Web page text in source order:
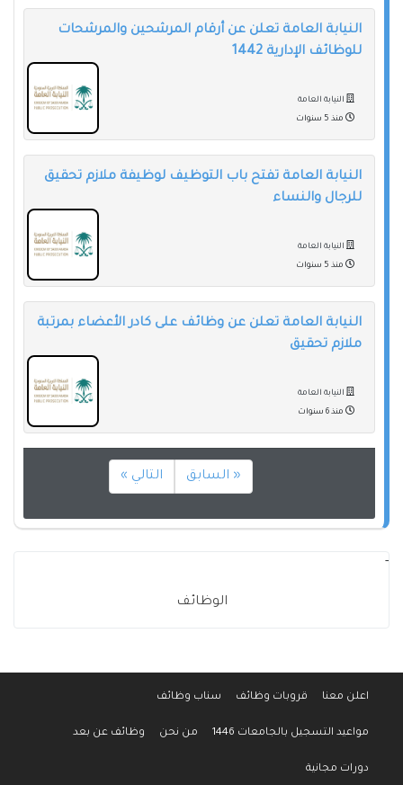
النيابة العامة تعلن عن أرقام المرشحين والمرشحات
للوظائف الإدارية 1442
النيابة العامة
منذ 5 سنوات
النيابة العامة تفتح باب التوظيف لوظيفة ملازم تحقيق
للرجال والنساء
النيابة العامة
منذ 5 سنوات
النيابة العامة تعلن عن وظائف على كادر الأعضاء بمرتبة
ملازم تحقيق
النيابة العامة
منذ 6 سنوات
« السابق التالي »
-
الوظائف
اعلن معنا قروبات وظائف سناب وظائف
مواعيد التسجيل بالجامعات 1446 من نحن وظائف عن بعد
دورات مجانية